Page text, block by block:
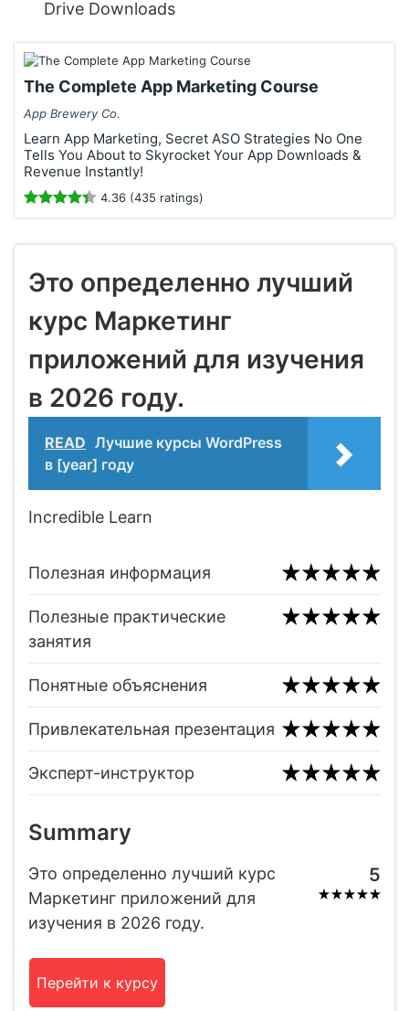
Drive Downloads
The Complete App Marketing Course
App Brewery Co.
Learn App Marketing, Secret ASO Strategies No One
Tells You About to Skyrocket Your App Downloads &
Revenue Instantly!
4.36 (435 ratings)
Это определенно лучший
курс Маркетинг
приложений для изучения
в 2026 году.
READ Лучшие курсы WordPress
в [year] году
Incredible Learn
Полезная информация
Полезные практические
занятия
Понятные объяснения
Привлекательная презентация
Эксперт-инструктор
Summary
Это определенно лучший курс
Маркетинг приложений для
изучения в 2026 году.
5
Перейти к курсу